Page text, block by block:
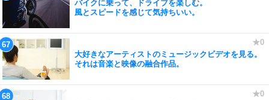
バイクに乗って、ドライブを楽しむ。
風とスピードを感じて気持ちいい。
大好きなアーティストのミュージックビデオを見る。
それは音楽と映像の融合作品。